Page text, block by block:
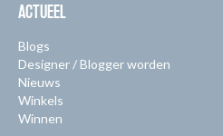
ACTUEEL
Blogs
Designer / Blogger worden
Nieuws
Winkels
Winnen